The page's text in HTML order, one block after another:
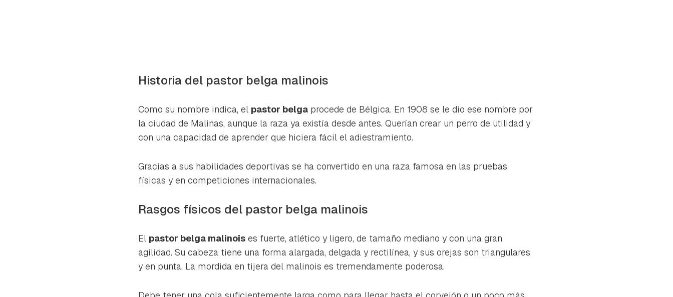
Guardar como favorito
Para poder guardar como favorito, primero has de iniciar sesión con tu
cuenta de Hogarmanía.
Historia del pastor belga malinois
Como su nombre indica, el pastor belga procede de Bélgica. En 1908 se le dio ese nombre por
la ciudad de Malinas, aunque la raza ya existía desde antes. Querían crear un perro de utilidad y
con una capacidad de aprender que hiciera fácil el adiestramiento.
Gracias a sus habilidades deportivas se ha convertido en una raza famosa en las pruebas
físicas y en competiciones internacionales.
Rasgos físicos del pastor belga malinois
El pastor belga malinois es fuerte, atlético y ligero, de tamaño mediano y con una gran
agilidad. Su cabeza tiene una forma alargada, delgada y rectilínea, y sus orejas son triangulares
y en punta. La mordida en tijera del malinois es tremendamente poderosa.
Contenido enviado
Gracias por suscribirte a nuestro boletín.